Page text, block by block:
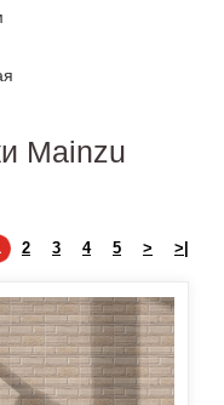
Mainzu
2 3 4 5 > >|